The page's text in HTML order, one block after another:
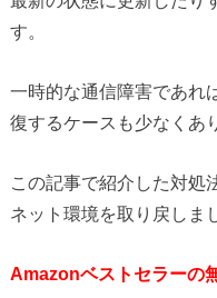
す。
一時的な通信障害であれ
復するケースも少なくあ
この記事で紹介した対処
ネット環境を取り戻しま
Amazonベストセラーの